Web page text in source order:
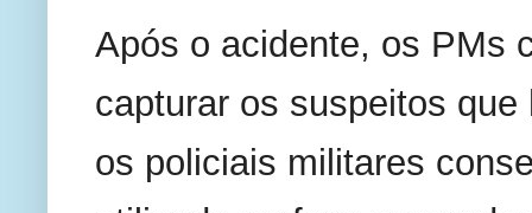
Após o acidente, os PMs
capturar os suspeitos
os policiais militares